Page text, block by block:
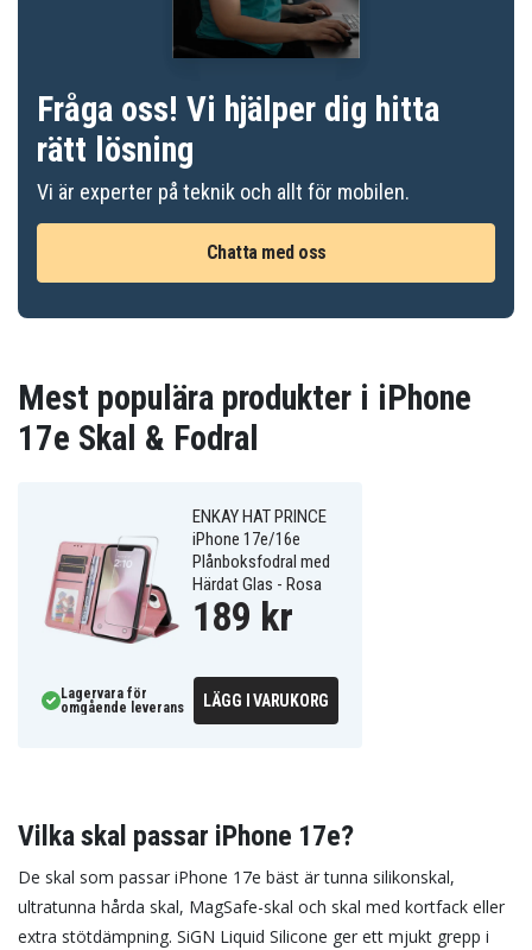
Fråga oss! Vi hjälper dig hitta
rätt lösning
Vi är experter på teknik och allt för mobilen.
Chatta med oss
Mest populära produkter i iPhone
17e Skal & Fodral
ENKAY HAT PRINCE
iPhone 17e/16e
Plånboksfodral med
Härdat Glas - Rosa
189 kr
Lagervara för
omgående leverans
LÄGG I VARUKORG
Vilka skal passar iPhone 17e?
De skal som passar iPhone 17e bäst är tunna silikonskal,
ultratunna hårda skal, MagSafe-skal och skal med kortfack eller
extra stötdämpning. SiGN Liquid Silicone ger ett mjukt grepp i